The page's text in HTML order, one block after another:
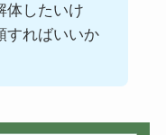
体したいけ
すればいいか